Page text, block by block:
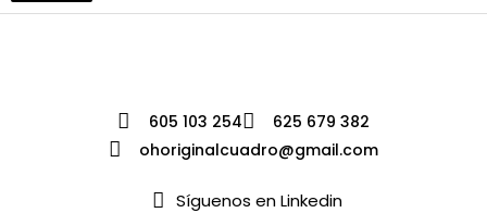
605 103 254
625 679 382
ohoriginalcuadro@gmail.com
Síguenos en Linkedin